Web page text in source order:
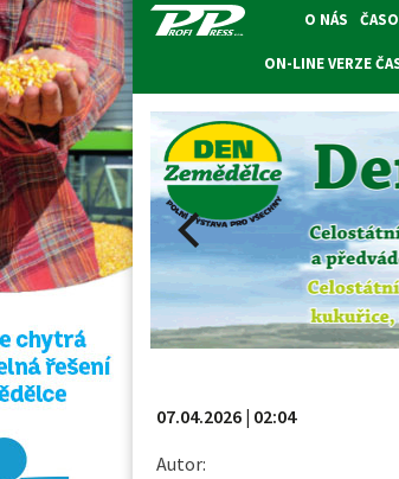
O NÁS
ON-LINE VERZE
07.04.2026 | 02:04
Autor: